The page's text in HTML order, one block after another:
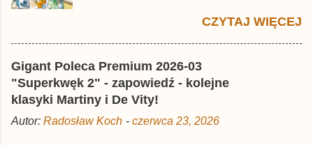
Jednak wbrew temu, na co wskazuje
młodego Kaczora Donalda i jego
przyjaciół, lecz prawdopodobnie znajdą
się tam opowieści z wydań 9-10 .
Publikacja będzie liczyła ok. 360 stron i
CZYTAJ WIĘCEJ
Gigant Poleca Premium 2026-03
"Superkwęk 2" - zapowiedź - kolejne
klasyki Martiny i De Vity!
Autor: Radosław Koch - czerwca 23, 2026